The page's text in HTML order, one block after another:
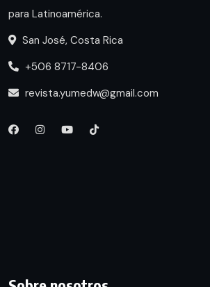
para Latinoamérica.
San José, Costa Rica
+506 8717-8406
revista.yumedw@gmail.com